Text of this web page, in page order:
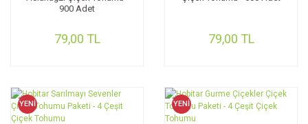
900 Adet
79,00 TL 79,00 TL
YENİ YENİ